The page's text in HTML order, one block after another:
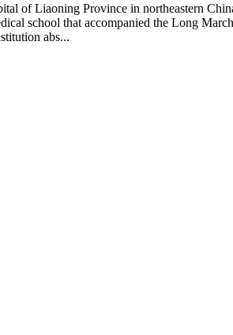
of Liaoning Province in northeastern
school that accompanied the Long
abs...